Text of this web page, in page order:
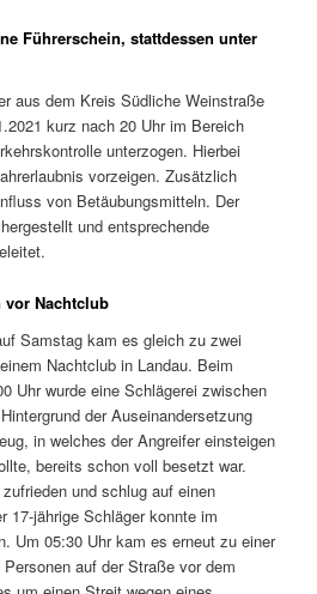
Führerschein, stattdessen unter
aus dem Kreis Südliche Weinstraße
kurz nach 20 Uhr im Bereich
unterzogen. Hierbei
vorzeigen. Zusätzlich
von Betäubungsmitteln. Der
und entsprechende
vor Nachtclub
Samstag kam es gleich zu zwei
Nachtclub in Landau. Beim
Uhr wurde eine Schlägerei zwischen
der Auseinandersetzung
in welches der Angreifer einsteigen
bereits schon voll besetzt war.
und schlug auf einen
17-jährige Schläger konnte im
Um 05:30 Uhr kam es erneut zu einer
auf der Straße vor dem